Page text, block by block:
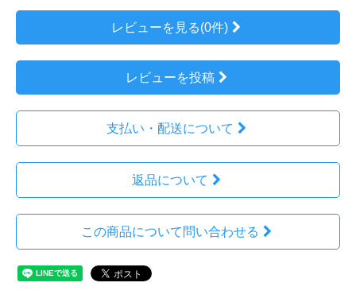
レビューを見る(0件)
レビューを投稿
支払い・配送について
返品について
この商品について問い合わせる